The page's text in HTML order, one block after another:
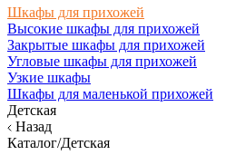
Шкафы для прихожей
Высокие шкафы для прихожей
Закрытые шкафы для прихожей
Угловые шкафы для прихожей
Узкие шкафы
Шкафы для маленькой прихожей
Детская
Назад
Каталог/Детская